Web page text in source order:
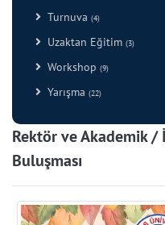
Turnuva (4)
Uzaktan Eğitim (3)
Workshop (9)
Yarışma (22)
Rektör ve Akademik /
Buluşması